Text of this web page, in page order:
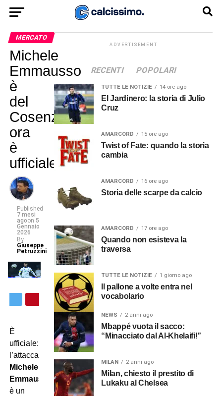
MERCATO
Michele
Emmausso
è
del
Cosenza:
ora
è
ufficiale!
Published
7 mesi
agoon 5
Gennaio
2026
By
Giuseppe
Petruzzini
È
ufficiale:
l’attaccante
Michele
Emmausso
è un
ADVERTISEMENT
RECENTI POPOLARI
TUTTE LE NOTIZIE 14 ore ago
El Jardinero: la storia di Julio
Cruz
AMARCORD 15 ore ago
Twist of Fate: quando la storia
cambia
AMARCORD 16 ore ago
Storia delle scarpe da calcio
AMARCORD 17 ore ago
Quando non esisteva la
traversa
TUTTE LE NOTIZIE 1 giorno ago
Il pallone a volte entra nel
vocabolario
NEWS 2 anni ago
Mbappé vuota il sacco:
“Minacciato dal Al-Khelaifi!”
MILAN 2 anni ago
Milan, chiesto il prestito di
Lukaku al Chelsea